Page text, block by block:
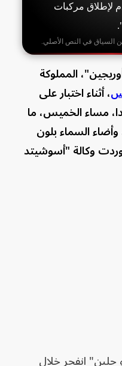
2025، ويُستخدم لإطلاق مركبات
السياق في النص الأصلي.
المملوكة
، أثناء اختبار على
مساء الخميس، ما
السماء بلون
وكالة "أسوشيتد
جلين" انفجر خلال